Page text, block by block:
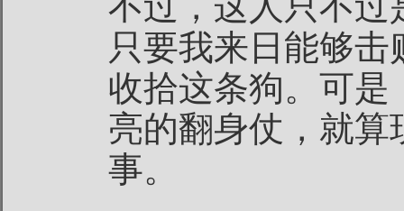
只要我来日能够
收拾这条狗。可是
亮的翻身仗，就算
事。